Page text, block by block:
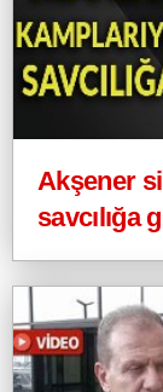
Akşener
savcılığa